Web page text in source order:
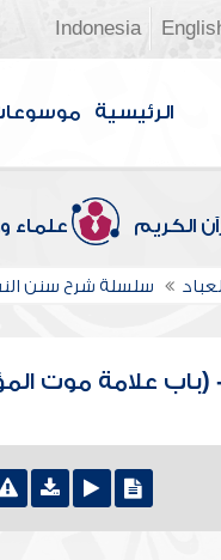
Indonesia
الرئيسية
الكريم علماء
سلسلة شرح سنن
(باب علامة موت